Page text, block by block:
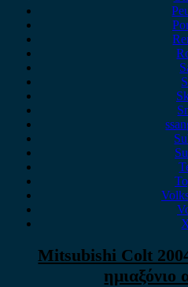
Mitsubishi Colt
ημιαξόνιο